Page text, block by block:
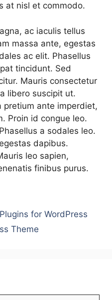
at nisl et commodo.
ac iaculis tellus
massa ante, egestas
ac elit. Phasellus
tincidunt. Sed
Mauris consectetur
libero suscipit ut.
pretium ante imperdiet,
Proin id congue leo.
a sodales leo.
dapibus.
leo sapien,
finibus purus.
for WordPress
Theme